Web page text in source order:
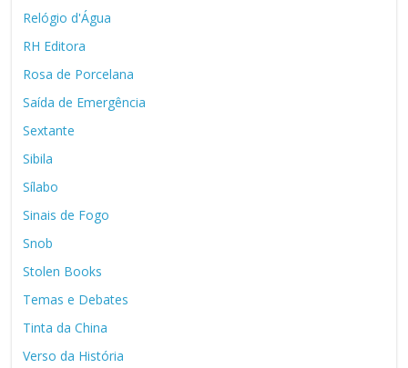
Relógio d'Água
RH Editora
Rosa de Porcelana
Saída de Emergência
Sextante
Sibila
Sílabo
Sinais de Fogo
Snob
Stolen Books
Temas e Debates
Tinta da China
Verso da História